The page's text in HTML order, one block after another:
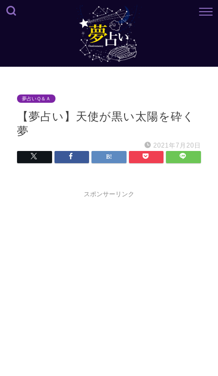
夢占いＱ＆Ａ
【夢占い】天使が黒い太陽を砕く
夢
2021年7月20日
スポンサーリンク